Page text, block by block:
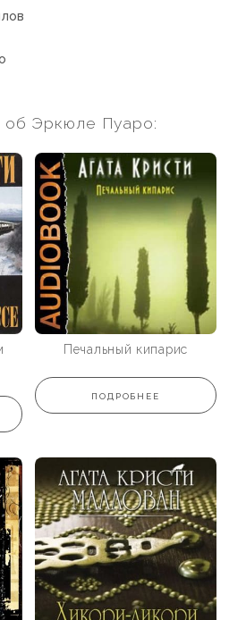
об Эркюле Пуаро:
Печальный кипарис
ПОДРОБНЕЕ